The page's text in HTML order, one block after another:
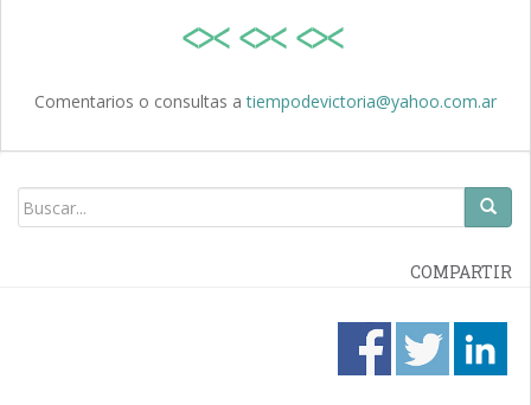
Comentarios o consultas atiempodevictoria@yahoo.com.ar
COMPARTIR